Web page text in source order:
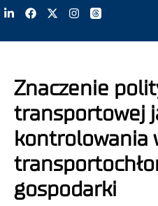
Znaczenie
transportowej
kontrolowania
gospodarki